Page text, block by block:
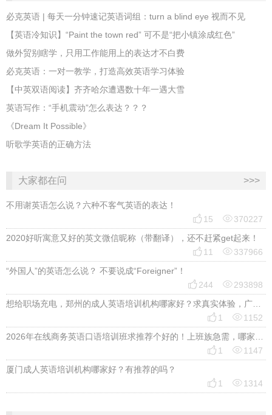
必克英语 | 每天一分钟速记英语词组：turn a blind eye 视而不见
​【英语冷知识】“Paint the town red” 可不是“把小镇涂成红色”
做外贸别瞎学，只用工作能用上的表达才不白费
必克英语：一对一教学，打造高效英语学习体验
【中英双语阅读】齐齐哈尔遭遇数十年一遇大雪
英语写作：“手机震动”怎么表达？？？
《Dream It Possible》
听歌学英语的正确方法
大家都在问 >>>
不用谢英语怎么说？六种不客气英语的表达！
 15 370227
2020好听寓意又好的英文微信昵称（带翻译），还不赶紧get起来！
 11 337966
“外国人”的英语怎么说？ 不要说成“Foreigner”！
 244 293898
想给职场充电，郑州的成人英语培训机构哪家好？求真实体验，广告勿扰，感谢！
 1 1152
2026年在线商务英语口语培训班求推荐个好的！上班族急需，哪家好？
 1 1147
厦门成人英语培训机构哪家好？有推荐的吗？
 1 1314